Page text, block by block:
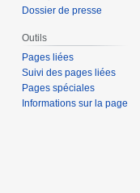
Dossier de presse
Outils
Pages liées
Suivi des pages liées
Pages spéciales
Informations sur la page